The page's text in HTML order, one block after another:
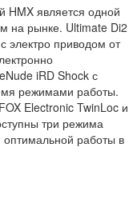
HMX является одной
на рынке. Ultimate Di2
электро приводом от
iRD Shock с
режимами работы.
Electronic TwinLoc и
три режима
оптимальной работы в